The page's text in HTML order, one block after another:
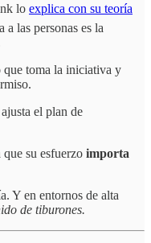
lo explica con su teoría
a las personas es la
toma la iniciativa y
el plan de
su esfuerzo importa
Y en entornos de alta
de tiburones.